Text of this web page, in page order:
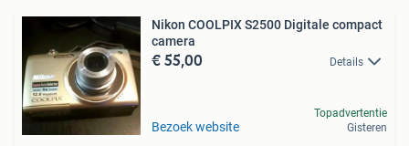
Nikon COOLPIX S2500 Digitale compact
camera
€ 55,00 Details
Bezoek website
Topadvertentie
Gisteren